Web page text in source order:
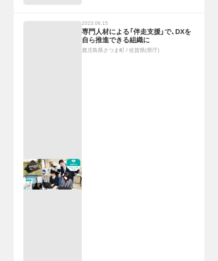
2023.06.15
専門人材による「伴走支援」で、DXを
自ら推進できる組織に
鹿児島県さつま町 / 佐賀県(県庁)